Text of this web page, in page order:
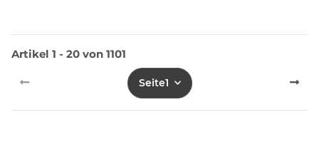
Artikel 1 - 20 von 1101
Seite1